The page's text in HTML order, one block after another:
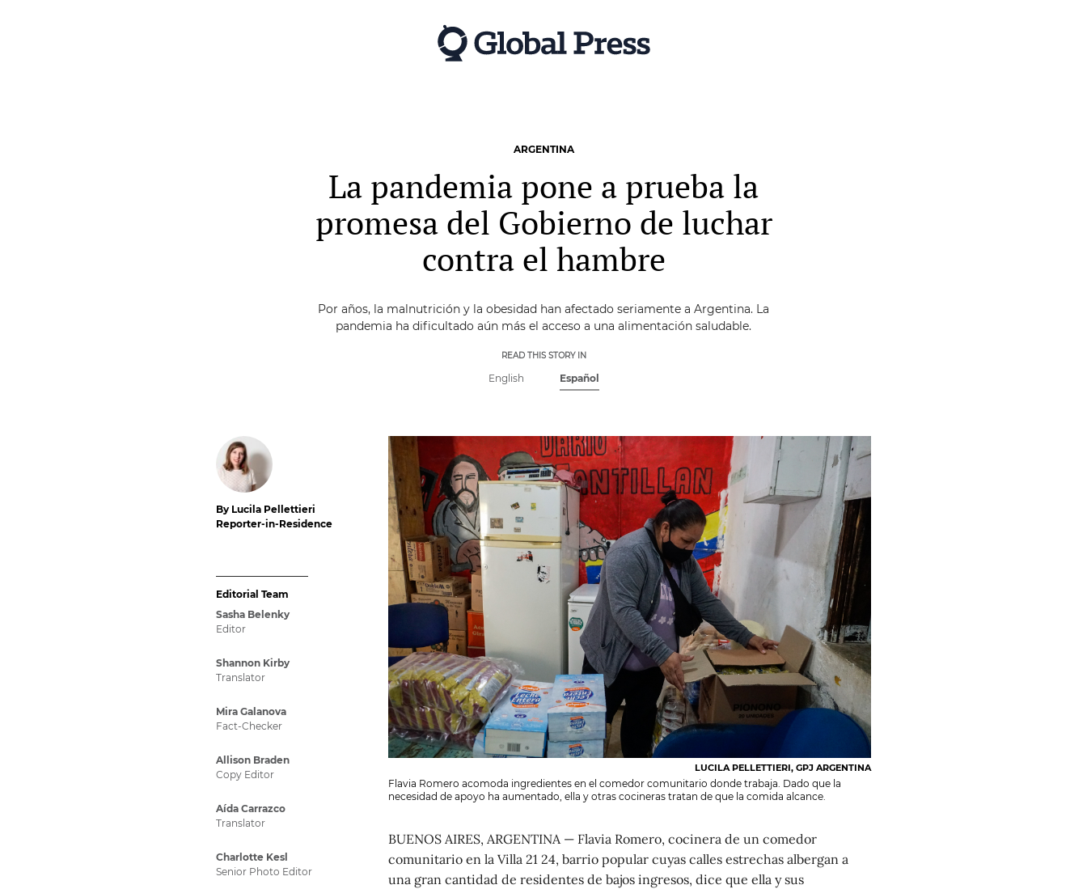
ARGENTINA
La pandemia pone a prueba la
promesa del Gobierno de luchar
contra el hambre
Por años, la malnutrición y la obesidad han afectado seriamente a Argentina. La
pandemia ha dificultado aún más el acceso a una alimentación saludable.
READ THIS STORY IN
English Español
By Lucila Pellettieri
Reporter-in-Residence
Editorial Team
Sasha Belenky
Editor
Shannon Kirby
Translator
Mira Galanova
Fact-Checker
Allison Braden
Copy Editor
Aída Carrazco
Translator
Charlotte Kesl
Senior Photo Editor
LUCILA PELLETTIERI, GPJ ARGENTINA
Flavia Romero acomoda ingredientes en el comedor comunitario donde trabaja. Dado que la
necesidad de apoyo ha aumentado, ella y otras cocineras tratan de que la comida alcance.
BUENOS AIRES, ARGENTINA — Flavia Romero, cocinera de un comedor
comunitario en la Villa 21 24, barrio popular cuyas calles estrechas albergan a
una gran cantidad de residentes de bajos ingresos, dice que ella y sus